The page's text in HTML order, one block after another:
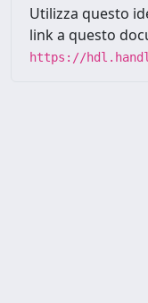
Utilizza questo
link a questo
https://